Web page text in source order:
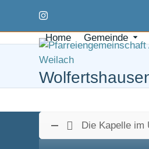
content
Instagram
Home Gemeinde
Die Kapelle im